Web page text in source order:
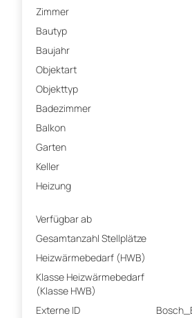
Zimmer
Bautyp
Baujahr
Objektart
Objekttyp
Badezimmer
Balkon
Garten
Keller
Heizung
Verfügbar ab
Gesamtanzahl Stellplätze
Heizwärmebedarf (HWB)
Klasse Heizwärmebedarf
(Klasse HWB)
Externe ID